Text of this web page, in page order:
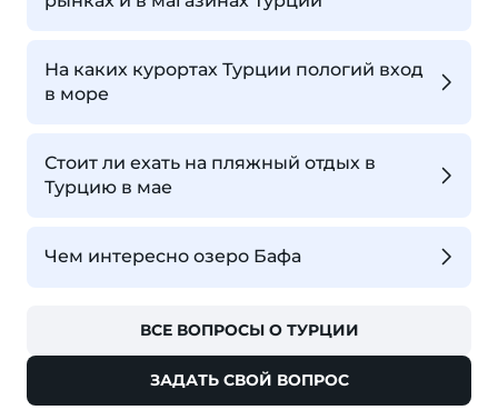
На каких курортах Турции пологий вход
в море
Стоит ли ехать на пляжный отдых в
Турцию в мае
Чем интересно озеро Бафа
ВСЕ ВОПРОСЫ О ТУРЦИИ
ЗАДАТЬ СВОЙ ВОПРОС